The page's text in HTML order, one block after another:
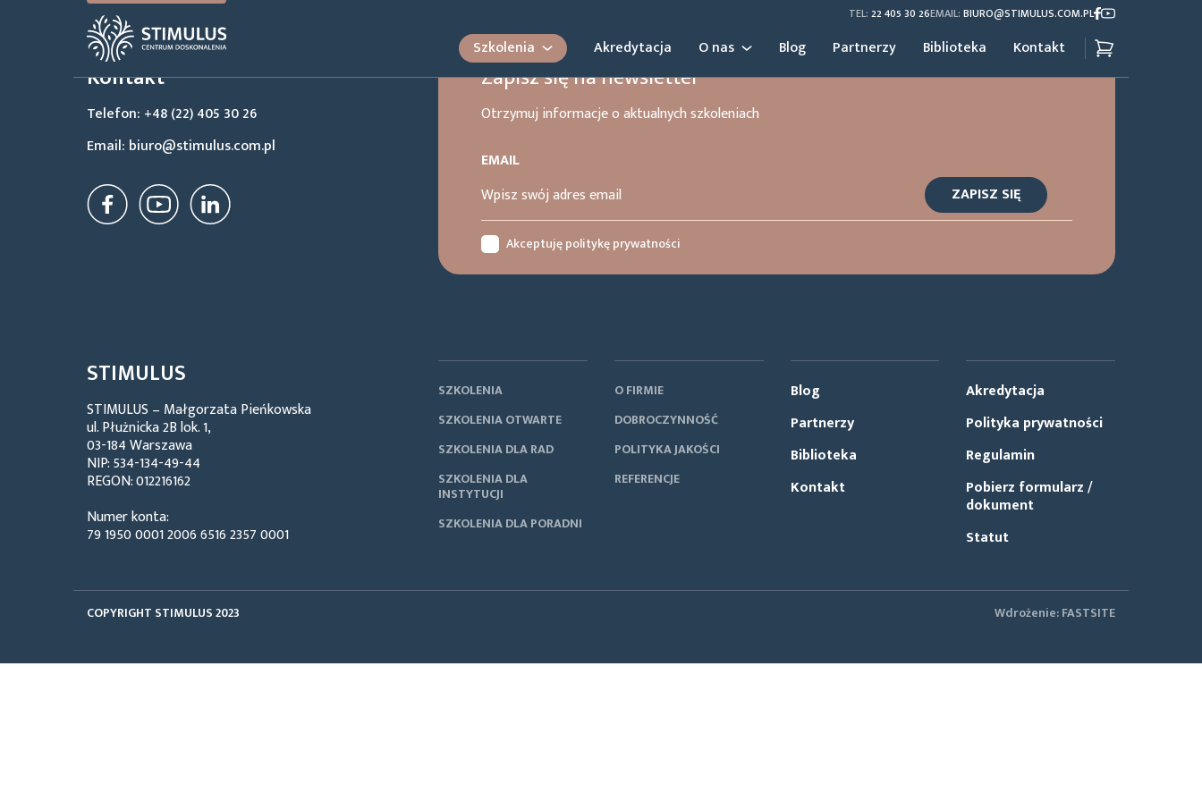
TEL: 22 405 30 26EMAIL: BIURO@STIMULUS.COM.PL
Szkolenia Akredytacja O nas Blog Partnerzy Biblioteka Kontakt
Kontakt
Telefon: +48 (22) 405 30 26
Email: biuro@stimulus.com.pl
Zapisz się na newsletter
Otrzymuj informacje o aktualnych szkoleniach
EMAIL
Akceptuję politykę prywatności
STIMULUS
STIMULUS – Małgorzata Pieńkowska
ul. Płużnicka 2B lok. 1,
03-184 Warszawa
NIP: 534-134-49-44
REGON: 012216162
Numer konta:
79 1950 0001 2006 6516 2357 0001
SZKOLENIA
SZKOLENIA OTWARTE
SZKOLENIA DLA RAD
SZKOLENIA DLA
INSTYTUCJI
SZKOLENIA DLA PORADNI
O FIRMIE
DOBROCZYNNOŚĆ
POLITYKA JAKOŚCI
REFERENCJE
Blog
Partnerzy
Biblioteka
Kontakt
Akredytacja
Polityka prywatności
Regulamin
Pobierz formularz /
dokument
Statut
COPYRIGHT STIMULUS 2023 Wdrożenie:FASTSITE